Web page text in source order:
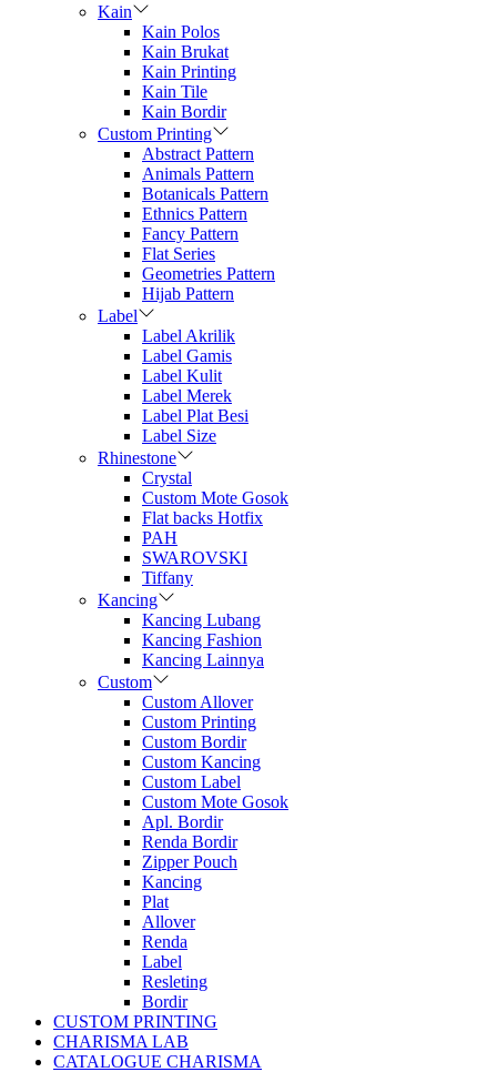
Kain
Kain Polos
Kain Brukat
Kain Printing
Kain Tile
Kain Bordir
Custom Printing
Abstract Pattern
Animals Pattern
Botanicals Pattern
Ethnics Pattern
Fancy Pattern
Flat Series
Geometries Pattern
Hijab Pattern
Label
Label Akrilik
Label Gamis
Label Kulit
Label Merek
Label Plat Besi
Label Size
Rhinestone
Crystal
Custom Mote Gosok
Flat backs Hotfix
PAH
SWAROVSKI
Tiffany
Kancing
Kancing Lubang
Kancing Fashion
Kancing Lainnya
Custom
Custom Allover
Custom Printing
Custom Bordir
Custom Kancing
Custom Label
Custom Mote Gosok
Apl. Bordir
Renda Bordir
Zipper Pouch
Kancing
Plat
Allover
Renda
Label
Resleting
Bordir
CUSTOM PRINTING
CHARISMA LAB
CATALOGUE CHARISMA